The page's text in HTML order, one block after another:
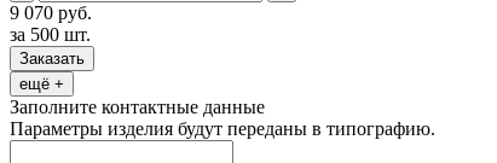
9 070 руб.
за 500 шт.
Заказать
ещё +
Заполните контактные данные
Параметры изделия будут переданы в типографию.